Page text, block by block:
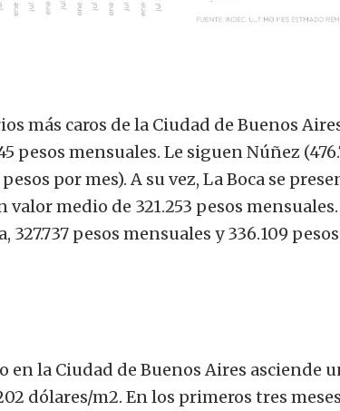
más caros de la Ciudad de Buenos
pesos mensuales. Le siguen Núñez
por mes). A su vez, La Boca se
medio de 321.253 pesos
pesos mensuales y 336.109 pesos
la Ciudad de Buenos Aires asciende
dólares/m2. En los primeros tres